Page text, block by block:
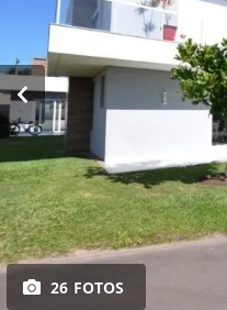
26 FOTOS